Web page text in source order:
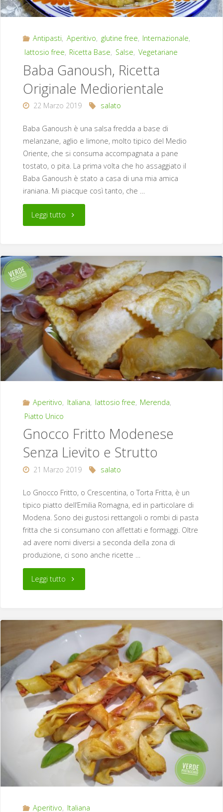
Antipasti, Aperitivo, glutine free, Internazionale,
lattosio free, Ricetta Base, Salse, Vegetariane
Baba Ganoush, Ricetta
Originale Mediorientale
22 Marzo 2019 salato
Baba Ganoush è una salsa fredda a base di
melanzane, aglio e limone, molto tipico del Medio
Oriente, che si consuma accompagnata a pane
tostato, o pita. La prima volta che ho assaggiato il
Baba Ganoush è stato a casa di una mia amica
iraniana. Mi piacque così tanto, che …
Leggi tutto"Baba
Ricetta
Originale
Mediorientale"
Aperitivo, Italiana, lattosio free, Merenda,
Piatto Unico
Gnocco Fritto Modenese
Senza Lievito e Strutto
21 Marzo 2019 salato
Lo Gnocco Fritto, o Crescentina, o Torta Fritta, è un
tipico piatto dell’Emilia Romagna, ed in particolare di
Modena. Sono dei gustosi rettangoli o rombi di pasta
fritta che si consumano con affettati e formaggi. Oltre
ad avere nomi diversi a seconda della zona di
produzione, ci sono anche ricette …
Leggi tutto"Gnocco
Modenese
Senza
Lievito
e
Strutto"
Aperitivo, Italiana